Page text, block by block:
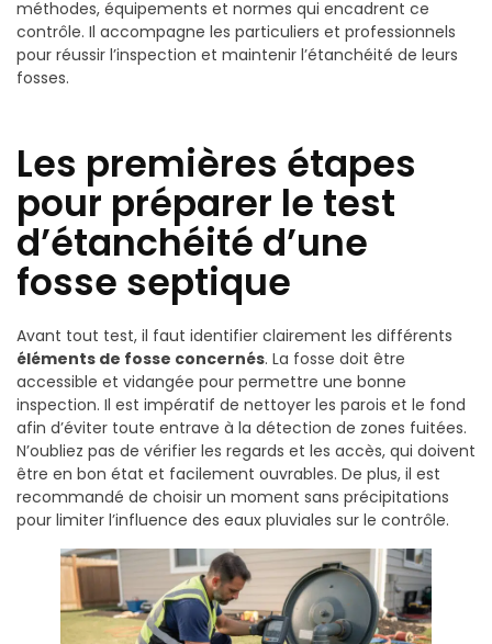
méthodes, équipements et normes qui encadrent ce
contrôle. Il accompagne les particuliers et professionnels
pour réussir l’inspection et maintenir l’étanchéité de leurs
fosses.
Les premières étapes
pour préparer le test
d’étanchéité d’une
fosse septique
Avant tout test, il faut identifier clairement les différents
éléments de fosse concernés. La fosse doit être
accessible et vidangée pour permettre une bonne
inspection. Il est impératif de nettoyer les parois et le fond
afin d’éviter toute entrave à la détection de zones fuitées.
N’oubliez pas de vérifier les regards et les accès, qui doivent
être en bon état et facilement ouvrables. De plus, il est
recommandé de choisir un moment sans précipitations
pour limiter l’influence des eaux pluviales sur le contrôle.